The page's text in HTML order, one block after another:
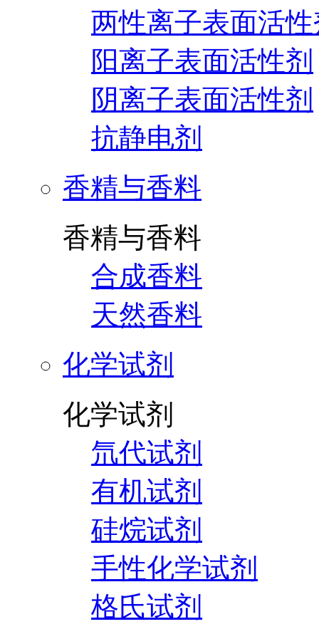
两性离子表面活
阳离子表面活性剂
阴离子表面活性剂
抗静电剂
香精与香料
香精与香料
合成香料
天然香料
化学试剂
化学试剂
氘代试剂
有机试剂
硅烷试剂
手性化学试剂
格氏试剂